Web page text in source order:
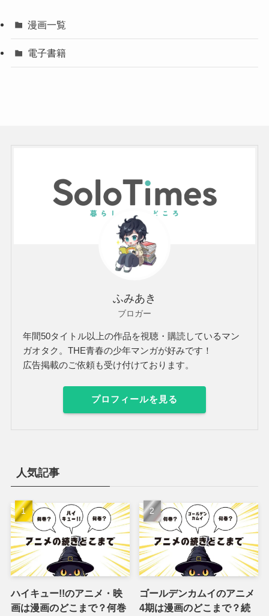
漫画一覧
電子書籍
ふみあき
ブロガー
年間50タイトル以上の作品を視聴・購読しているマン
ガオタク。THE青春の少年マンガが好みです！
広告掲載のご依頼も受け付けております。
プロフィールを見る
人気記事
ハイキュー!!のアニメ・映
画は漫画のどこまで？何巻
ゴールデンカムイのアニメ
4期は漫画のどこまで？続